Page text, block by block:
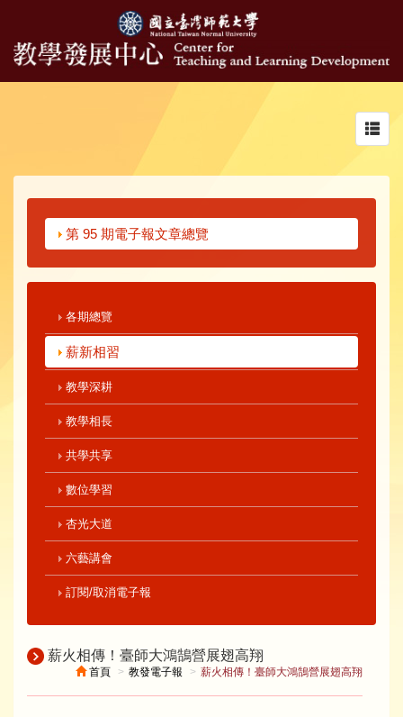
第 95 期電子報文章總覽
各期總覽
薪新相習
教學深耕
教學相長
共學共享
數位學習
杏光大道
六藝講會
訂閱/取消電子報
薪火相傳！臺師大鴻鵠營展翅高翔
首頁 教發電子報 薪火相傳！臺師大鴻鵠營展翅高翔